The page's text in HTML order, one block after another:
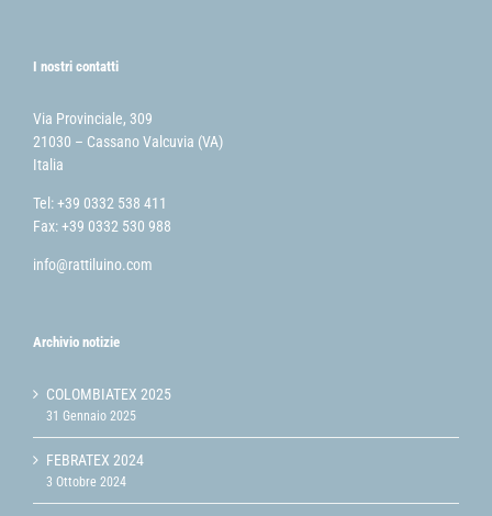
I nostri contatti
Via Provinciale, 309
21030 – Cassano Valcuvia (VA)
Italia
Tel: +39 0332 538 411
Fax: +39 0332 530 988
info@rattiluino.com
Archivio notizie
COLOMBIATEX 2025
31 Gennaio 2025
FEBRATEX 2024
3 Ottobre 2024